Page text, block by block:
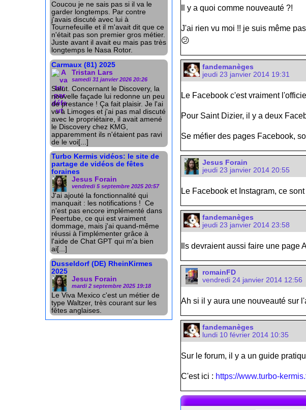
Coucou je ne sais pas si il va le
garder longtemps. Par contre
j'avais discuté avec lui à
Tournefeuille et il m'avait dit que ce
n'était pas son premier gros métier.
Juste avant il avait eu mais pas très
longtemps le Nasa Rotor.
Carmaux (81) 2025
Tristan Lars
samedi 31 janvier 2026 20:26
Salut. Concernant le Discovery, la
nouvelle façade lui redonne un peu
de prestance ! Ça fait plaisir. Je l'ai
vu à Limoges et j'ai pas mal discuté
avec le propriétaire, il avait amené
le Discovery chez KMG,
apparemment ils n'étaient pas ravi
de le voi[...]
Turbo Kermis vidéos: le site de
partage de vidéos de fêtes
foraines
Jesus Forain
vendredi 5 septembre 2025 20:57
J'ai ajouté la fonctionnalité qui
manquait : les notifications ! Ce
n'est pas encore implémenté dans
Peertube, ce qui est vraiment
dommage, mais j'ai quand-même
réussi à l'implémenter grâce à
l'aide de Chat GPT qui m'a bien
ai[...]
Dusseldorf (DE) RheinKirmes
2025
Jesus Forain
mardi 2 septembre 2025 19:18
Le Viva Mexico c'est un métier de
type Waltzer, très courant sur les
fêtes anglaises.
Il y a quoi comme nouveauté ?!
J'ai rien vu moi !! je suis même
😕
fandemanèges
jeudi 23 janvier 2014 19:31
Le Facebook c'est vraiment
Pour Saint Dizier, il y a deux
Se méfier des pages Facebook,
Jesus Forain
jeudi 23 janvier 2014 20:55
Le Facebook et Instagram, ce
fandemanèges
jeudi 23 janvier 2014 23:58
Ils devraient aussi faire une
romainFD
vendredi 24 janvier 2014 12:56
Ah si il y aura une nouveauté sur
fandemanèges
lundi 10 février 2014 10:35
Sur le forum, il y a un guide
C'est ici : https://www.turbo-